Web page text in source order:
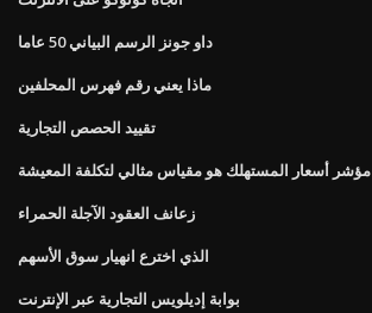
داو جونز الرسم البياني 50 عاما
ماذا يعني رقم فهرس المحلفين
تقييد الحصص التجارية
مؤشر أسعار المستهلك هو مقياس مثالي لتكلفة المعيشة
زعانف العقود الآجلة الحمراء
الذي اخترع انهيار سوق الأسهم
بوابة إديلويس التجارية عبر الإنترنت